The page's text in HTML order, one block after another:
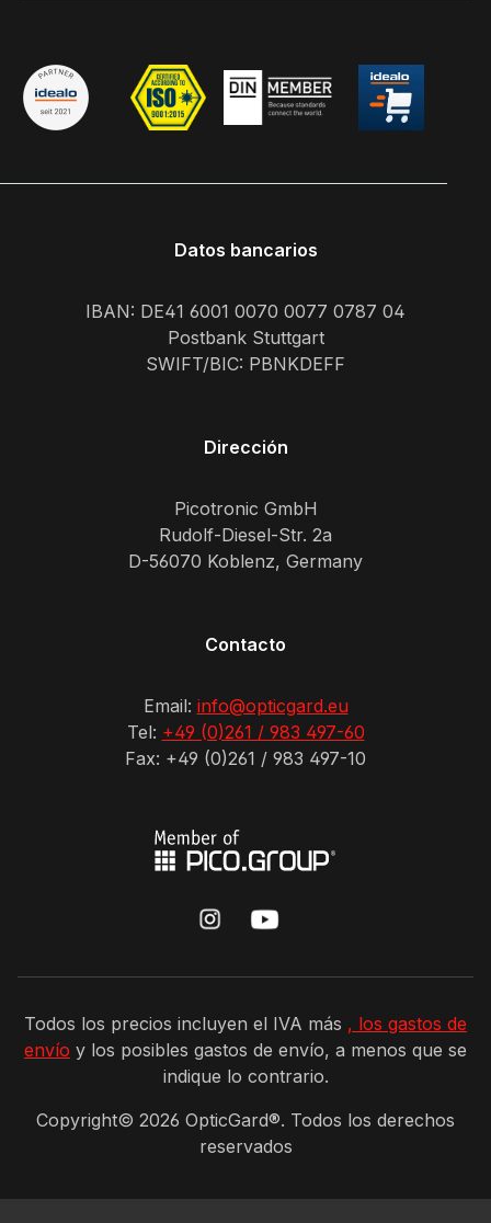
Datos bancarios
IBAN: DE41 6001 0070 0077 0787 04
Postbank Stuttgart
SWIFT/BIC: PBNKDEFF
Dirección
Picotronic GmbH
Rudolf-Diesel-Str. 2a
D-56070 Koblenz, Germany
Contacto
Email: info@opticgard.eu
Tel: +49 (0)261 / 983 497-60
Fax: +49 (0)261 / 983 497-10
Todos los precios incluyen el IVA más , los gastos de
envío y los posibles gastos de envío, a menos que se
indique lo contrario.
Copyright© 2026 OpticGard®. Todos los derechos
reservados